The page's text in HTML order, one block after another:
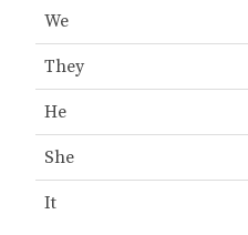
We
They
He
She
It